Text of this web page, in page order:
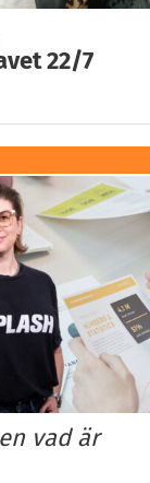
22/7
vad är